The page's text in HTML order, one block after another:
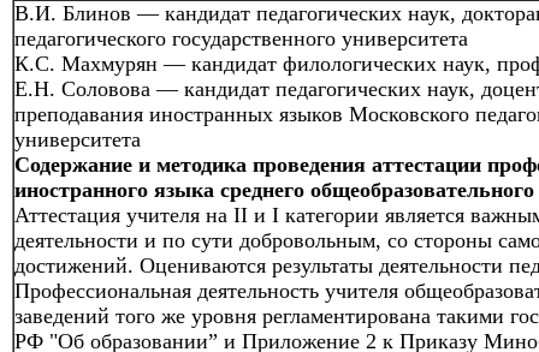
В.И. Блинов — кандидат педагогических наук,
педагогического государственного университета
К.С. Махмурян — кандидат филологических наук,
Е.Н. Соловова — кандидат педагогических наук,
преподавания иностранных языков Московского
университета
Содержание и методика проведения аттестации
иностранного языка среднего
Аттестация учителя на II и I категории является
деятельности и по сути добровольным, со стороны
достижений. Оцениваются результаты деятельности
Профессиональная деятельность учителя
заведений того же уровня регламентирована такими
РФ "Об образовании” и Приложение 2 к Приказу